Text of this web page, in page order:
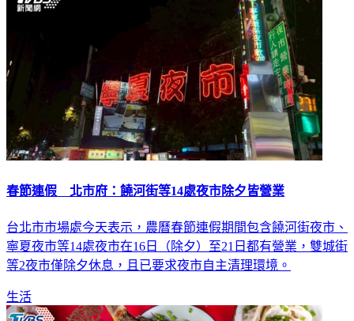
春節連假 北市府：饒河街等14處夜市除夕皆營業
台北市市場處今天表示，農曆春節連假期間包含饒河街夜市、
寧夏夜市等14處夜市在16日（除夕）至21日都有營業，雙城街
等2夜市僅除夕休息，且已要求夜市自主清理環境。
生活